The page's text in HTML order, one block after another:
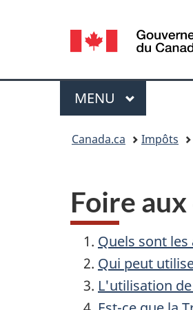
Sélection
de
la
langue
Menu
MENU PRINCIPAL
Canada.ca Impôts
Foire
Quels sont
Qui peut
L'utilisation